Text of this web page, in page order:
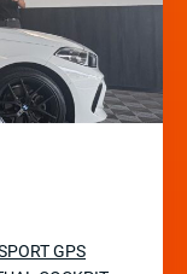
GPS